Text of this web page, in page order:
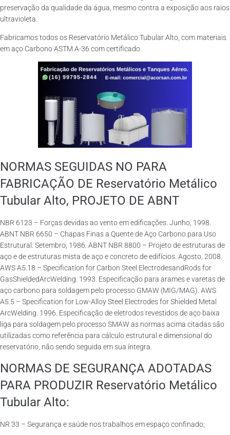
preservação da qualidade da água, mesmo contra a exposição aos raios
ultravioleta.
Fabricamos todos os Reservatório Metálico Tubular Alto, com materiais
em aço Carbono ASTM A-36 com certificado.
NORMAS SEGUIDAS NO PARA
FABRICAÇÃO DE Reservatório Metálico
Tubular Alto, PROJETO DE ABNT
NBR 6123 – Forças devidas ao vento em edificações. Junho, 1998.
ABNT NBR 6650 – Chapas Finas a Quente de Aço Carbono para Uso
Estrutural. Setembro, 1986. ABNT NBR 8800 – Projeto de estruturas de
aço e de estruturas mista de aço e concreto de edifícios. Agosto, 2008.
AWS A5.18 – Specification for Carbon Steel ElectrodesandRods for
GasShieldedArcWelding. 1993. Especificação para arames e varetas de
aço carbono para soldagem pelo processo GMAW (MIG/MAG). AWS
A5.5 – Specification for Low-Alloy Steel Electrodes for Shielded Metal
ArcWelding. 1996. Especificação de eletrodos revestidos de aço baixa
liga para soldagem pelo processo SMAW as normas acima citadas são
utilizadas como referência para cálculo estrutural e dimensional do
reservatório, não sendo seguida em sua íntegra.
NORMAS DE SEGURANÇA ADOTADAS
PARA PRODUZIR Reservatório Metálico
Tubular Alto:
NR 33 – Segurança e saúde nos trabalhos em espaço confinado;